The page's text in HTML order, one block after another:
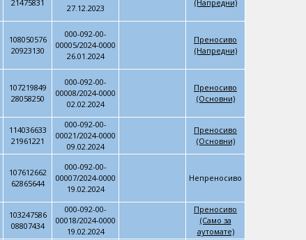
21475831
27.12.2023
(Напредни)
108050576
20923130
000-092-00-
00005/2024-0000
26.01.2024
Преносиво
(Напредни)
107219849
28058250
000-092-00-
00008/2024-0000
02.02.2024
Преносиво
(Основни)
114036633
21961221
000-092-00-
00021/2024-0000
09.02.2024
Преносиво
(Основни)
107612662
62865644
000-092-00-
00007/2024-0000
19.02.2024
Непреносиво
103247586
08807434
000-092-00-
00018/2024-0000
19.02.2024
Преносиво
(Само за
аутомате)